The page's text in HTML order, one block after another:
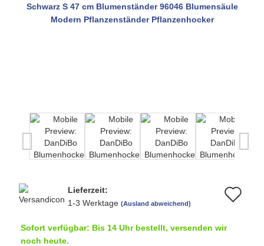
Lieferzeit:
1-3 Werktage (Ausland abweichend)
Sofort verfügbar: Bis 14 Uhr bestellt, versenden wir
noch heute.